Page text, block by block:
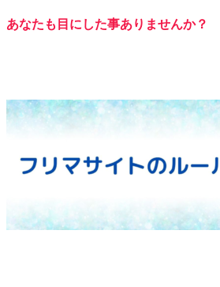
あなたも目にした事ありませんか？